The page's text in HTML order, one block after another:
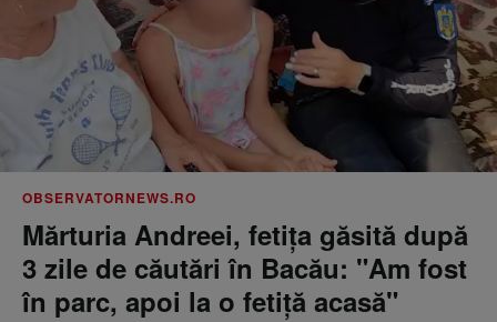
OBSERVATORNEWS.RO
Mărturia Andreei, fetiţa găsită după
3 zile de căutări în Bacău: "Am fost
în parc, apoi la o fetiţă acasă"